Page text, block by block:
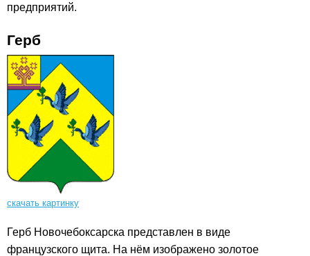
предприятий.
Герб
скачать картинку
Герб Новочебоксарска представлен в виде
французского щита. На нём изображено золотое